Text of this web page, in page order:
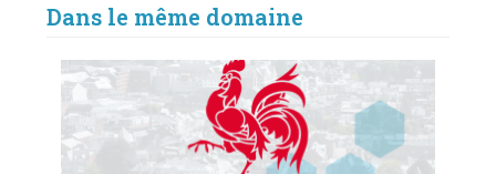
Dans le même domaine